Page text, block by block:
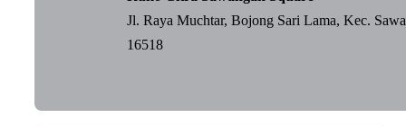
Jl. Raya Muchtar, Bojong Sari Lama, Kec.
16518